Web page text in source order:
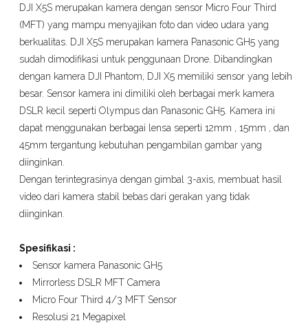
DJI X5S merupakan kamera dengan sensor Micro Four Third
(MFT) yang mampu menyajikan foto dan video udara yang
berkualitas. DJI X5S merupakan kamera Panasonic GH5 yang
sudah dimodifikasi untuk penggunaan Drone. Dibandingkan
dengan kamera DJI Phantom, DJI X5 memiliki sensor yang lebih
besar. Sensor kamera ini dimiliki oleh berbagai merk kamera
DSLR kecil seperti Olympus dan Panasonic GH5. Kamera ini
dapat menggunakan berbagai lensa seperti 12mm , 15mm , dan
45mm tergantung kebutuhan pengambilan gambar yang
diinginkan.
Dengan terintegrasinya dengan gimbal 3-axis, membuat hasil
video dari kamera stabil bebas dari gerakan yang tidak
diinginkan.
Spesifikasi :
Sensor kamera Panasonic GH5
Mirrorless DSLR MFT Camera
Micro Four Third 4/3 MFT Sensor
Resolusi 21 Megapixel